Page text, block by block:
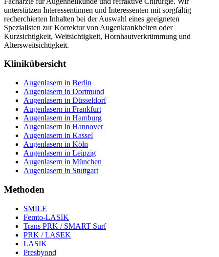
unterstützen Interessentinnen und Interessenten mit sorgfältig
recherchierten Inhalten bei der Auswahl eines geeigneten
Spezialisten zur Korrektur von Augenkrankheiten oder
Kurzsichtigkeit, Weitsichtigkeit, Hornhautverkrümmung und
Altersweitsichtigkeit.
Klinikübersicht
Augenlasern in Berlin
Augenlasern in Dortmund
Augenlasern in Düsseldorf
Augenlasern in Frankfurt
Augenlasern in Hamburg
Augenlasern in Hannover
Augenlasern in Kassel
Augenlasern in Köln
Augenlasern in Leipzig
Augenlasern in München
Augenlasern in Stuttgart
Methoden
SMILE
Femto-LASIK
Trans PRK / SMART Surf
PRK / LASEK
LASIK
Presbyond